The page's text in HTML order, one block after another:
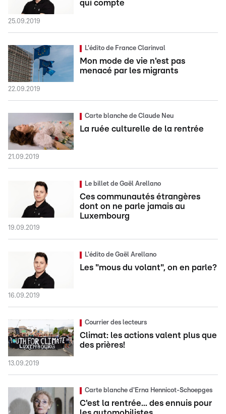
qui compte
25.09.2019
L'édito de France Clarinval
Mon mode de vie n'est pas
menacé par les migrants
22.09.2019
Carte blanche de Claude Neu
La ruée culturelle de la rentrée
21.09.2019
Le billet de Gaël Arellano
Ces communautés étrangères
dont on ne parle jamais au
Luxembourg
19.09.2019
L'édito de Gaël Arellano
Les "mous du volant", on en parle?
16.09.2019
Courrier des lecteurs
Climat: les actions valent plus que
des prières!
13.09.2019
Carte blanche d'Erna Hennicot-Schoepges
C'est la rentrée... des ennuis pour